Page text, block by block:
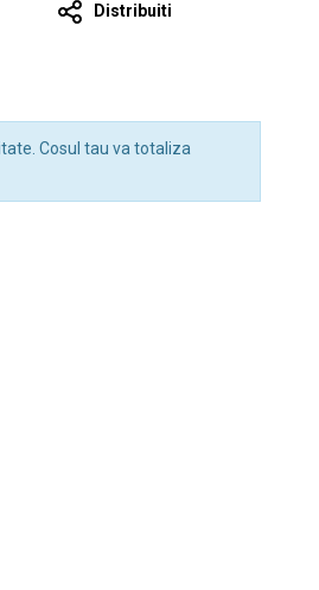
Distribuiti
Cosul tau va totaliza